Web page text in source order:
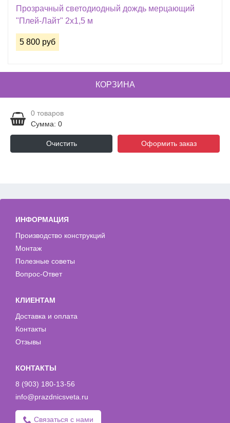
Прозрачный светодиодный дождь мерцающий
"Плей-Лайт" 2х1,5 м
5 800 руб
КОРЗИНА
0 товаров
Сумма: 0
Очистить Оформить заказ
ИНФОРМАЦИЯ
Производство конструкций
Монтаж
Полезные советы
Вопрос-Ответ
КЛИЕНТАМ
Доставка и оплата
Контакты
Отзывы
КОНТАКТЫ
8 (903) 180-13-56
info@prazdnicsveta.ru
Связаться с нами